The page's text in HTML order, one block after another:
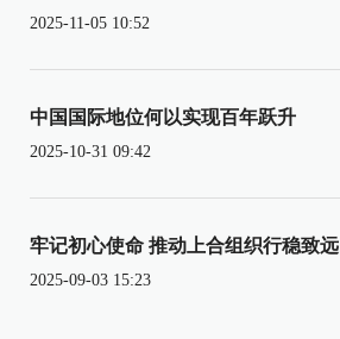
2025-11-05 10:52
中国国际地位何以实现百年跃升
2025-10-31 09:42
牢记初心使命 推动上合组织行稳致远
2025-09-03 15:23